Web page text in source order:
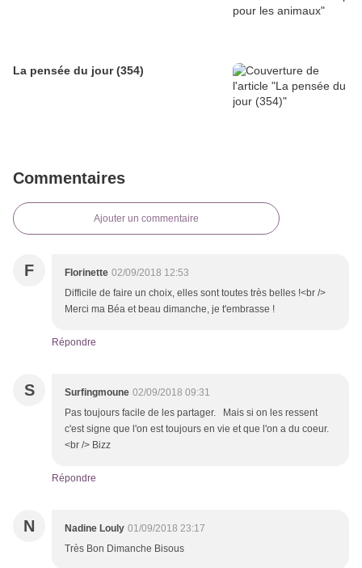
La pensée du jour (354)
Commentaires
Ajouter un commentaire
F Florinette 02/09/2018 12:53
Difficile de faire un choix, elles sont toutes très belles !<br />
Merci ma Béa et beau dimanche, je t'embrasse !
Répondre
S Surfingmoune 02/09/2018 09:31
Pas toujours facile de les partager. Mais si on les ressent
c'est signe que l'on est toujours en vie et que l'on a du coeur.
<br /> Bizz
Répondre
N Nadine Louly 01/09/2018 23:17
Très Bon Dimanche Bisous